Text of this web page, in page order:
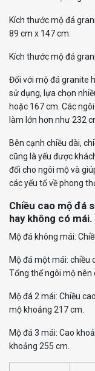
Kích thước mộ đá
89 cm x 147 cm.
Kích thước mộ đá
Đối với mộ đá granite
sử dụng, lựa chọn
hoặc 167 cm. Các
làm lớn hơn như 232
Bên cạnh chiều dài,
cũng là yếu được
đối cho ngôi mộ và
các yếu tố về phong
Chiều cao mộ đá
hay không có mái.
Mộ đá không mái:
Mộ đá một mái: chiều
Tổng thể ngôi mộ nên
Mộ đá 2 mái: Chiều
mộ khoảng 217 cm.
Mộ đá 3 mái: Cao
khoảng 255 cm.